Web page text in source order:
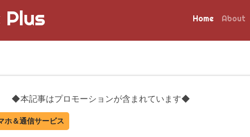
Home About
◆本記事はプロモーションが含まれています◆
ホ＆通信サービス